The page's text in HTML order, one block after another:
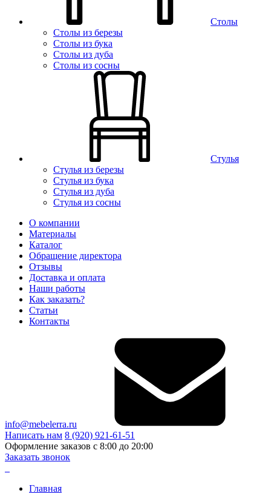
Столы
Столы из березы
Столы из бука
Столы из дуба
Столы из сосны
Стулья
Стулья из березы
Стулья из бука
Стулья из дуба
Стулья из сосны
О компании
Материалы
Каталог
Обращение директора
Отзывы
Доставка и оплата
Наши работы
Как заказать?
Статьи
Контакты
info@mebelerra.ru
Написать нам 8 (920) 921-61-51
Оформление заказов с 8:00 до 20:00
Заказать звонок
Главная